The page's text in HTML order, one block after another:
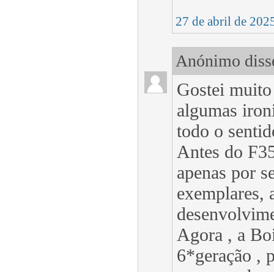
27 de abril de
Anónimo
Gostei
algumas
todo o
Antes do
apenas por
exemplares,
Agora , a
6*geração ,